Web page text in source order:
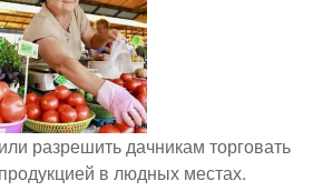
разрешить дачникам торговать
в людных местах.